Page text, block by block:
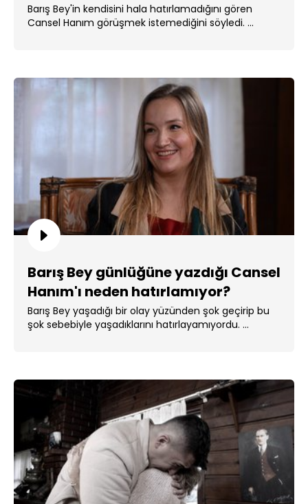
Barış Bey'in kendisini hala hatırlamadığını gören
Cansel Hanım görüşmek istemediğini söyledi. ...
Barış Bey günlüğüne yazdığı Cansel
Hanım'ı neden hatırlamıyor?
Barış Bey yaşadığı bir olay yüzünden şok geçirip bu
şok sebebiyle yaşadıklarını hatırlayamıyordu. ...